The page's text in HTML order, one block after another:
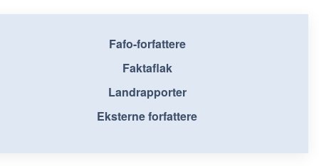
Fafo-forfattere
Faktaflak
Landrapporter
Eksterne forfattere